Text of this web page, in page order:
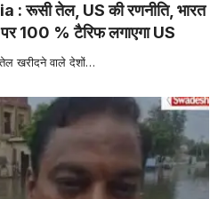
तेल, US की रणनीति, भारत
100 % टैरिफ लगाएगा US
खरीदने वाले देशों…